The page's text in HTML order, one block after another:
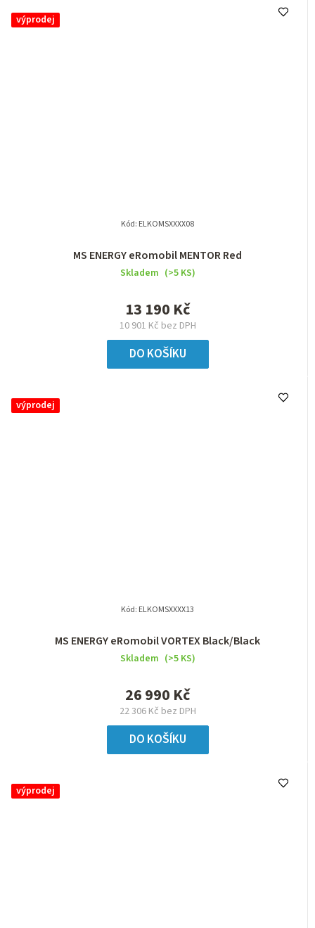
výprodej
MS ENERGY eRomobil MENTOR Red
Skladem (>5 KS)
10 901 Kč bez DPH
13 190 Kč
DO KOŠÍKU
Kód: ELKOMSXXXX08
výprodej
MS ENERGY eRomobil VORTEX Black/Black
Skladem (>5 KS)
22 306 Kč bez DPH
26 990 Kč
DO KOŠÍKU
Kód: ELKOMSXXXX13
výprodej